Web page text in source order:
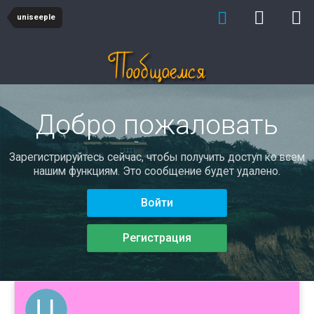
uniseeple
Добро пожаловать
Зарегистрируйтесь сейчас, чтобы получить доступ ко всем
нашим функциям. Это сообщение будет удалено.
Войти
Регистрация